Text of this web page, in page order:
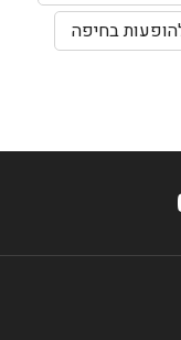
בחיפה
הוטלס
של הוטלס
היוטיוב של